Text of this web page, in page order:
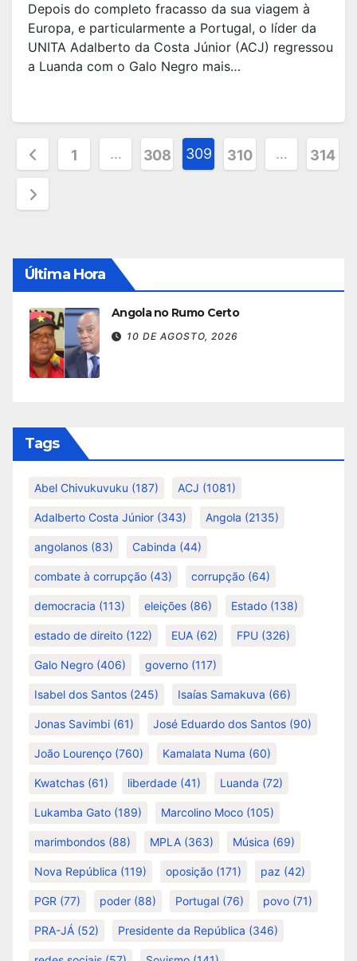
Depois do completo fracasso da sua viagem à
Europa, e particularmente a Portugal, o líder da
UNITA Adalberto da Costa Júnior (ACJ) regressou
a Luanda com o Galo Negro mais…
Paginação
dos
conteúdos
1 … 308 309 310 … 314
Última Hora
Angola no Rumo Certo
10 DE AGOSTO, 2026
Tags
Abel Chivukuvuku (187) ACJ (1081)
Adalberto Costa Júnior (343) Angola (2135)
angolanos (83) Cabinda (44)
combate à corrupção (43) corrupção (64)
democracia (113) eleições (86) Estado (138)
estado de direito (122) EUA (62) FPU (326)
Galo Negro (406) governo (117)
Isabel dos Santos (245) Isaías Samakuva (66)
Jonas Savimbi (61) José Eduardo dos Santos (90)
João Lourenço (760) Kamalata Numa (60)
Kwatchas (61) liberdade (41) Luanda (72)
Lukamba Gato (189) Marcolino Moco (105)
marimbondos (88) MPLA (363) Música (69)
Nova República (119) oposição (171) paz (42)
PGR (77) poder (88) Portugal (76) povo (71)
PRA-JÁ (52) Presidente da República (346)